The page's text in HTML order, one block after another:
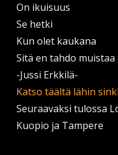
On ikuisuus
Se hetki
Kun olet kaukana
Sitä en tahdo muistaa
-Jussi Erkkilä-
Katso täältä lähin
Seuraavaksi tulossa
Kuopio ja Tampere